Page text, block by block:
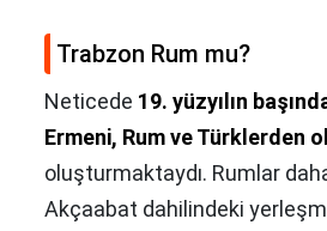
Trabzon Rum mu?
Neticede 19. yüzyılın
Ermeni, Rum ve Türklerden
oluşturmaktaydı. Rumlar
Akçaabat dahilindeki